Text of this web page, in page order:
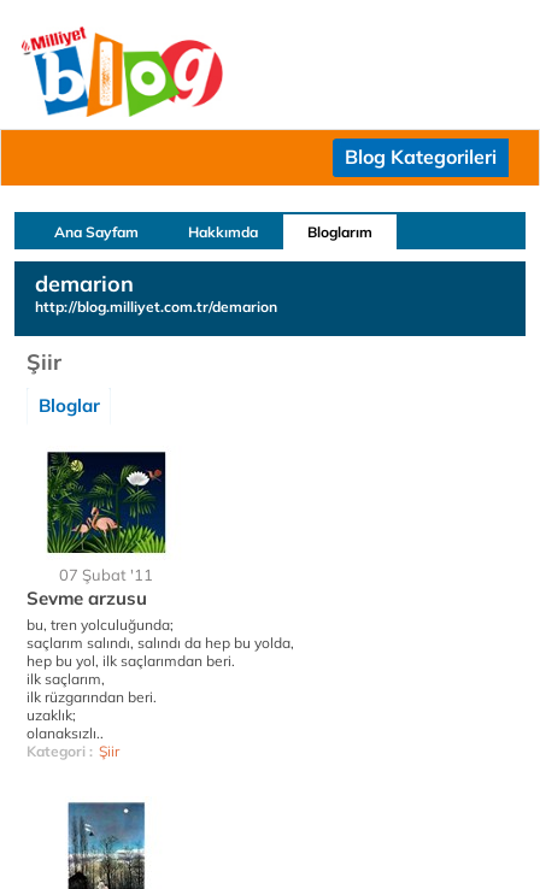
Blog Kategorileri
Ana Sayfam Hakkımda Bloglarım
demarion
http://blog.milliyet.com.tr/demarion
Şiir
Bloglar
07 Şubat '11
Sevme arzusu
bu, tren yolculuğunda;
saçlarım salındı, salındı da hep bu yolda,
hep bu yol, ilk saçlarımdan beri.
ilk saçlarım,
ilk rüzgarından beri.
uzaklık;
olanaksızlı..
Kategori : Şiir